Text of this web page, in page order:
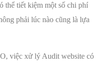
thể tiết kiệm một số chi phí
phải lúc nào cũng là lựa
việc xử lý Audit website có